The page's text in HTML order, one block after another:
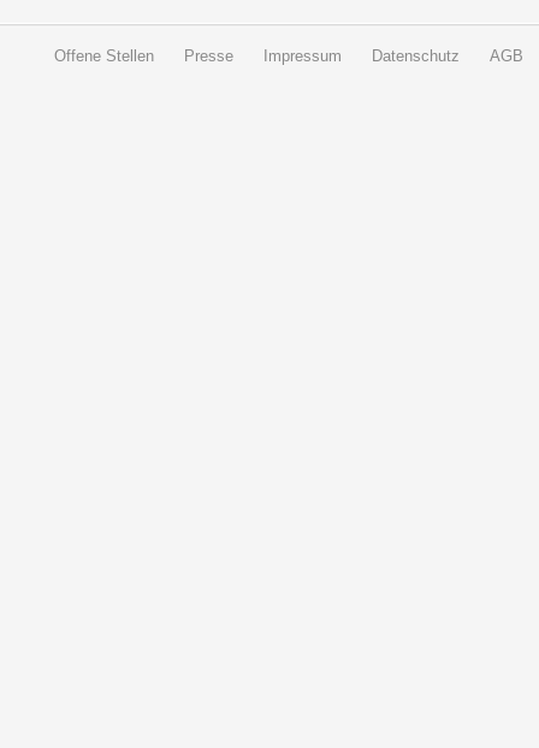
Offene Stellen Presse Impressum Datenschutz AGB